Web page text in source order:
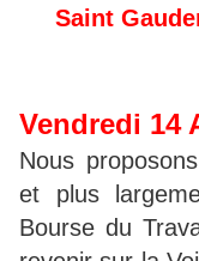
Saint
Vendredi 14
Nous
et plus
Bourse du